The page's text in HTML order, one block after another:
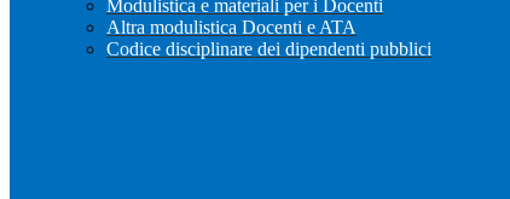
Modulistica e materiali per i Docenti
Altra modulistica Docenti e ATA
Codice disciplinare dei dipendenti pubblici